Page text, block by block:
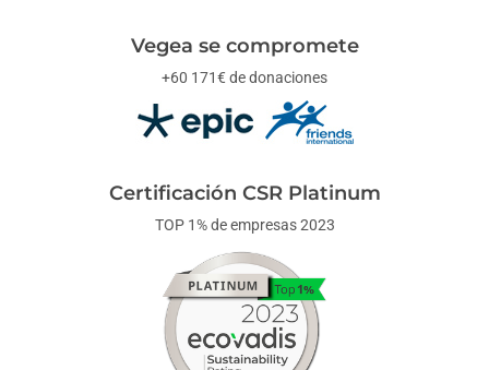
Vegea se compromete
+60 171€ de donaciones
Certificación CSR Platinum
TOP 1% de empresas 2023